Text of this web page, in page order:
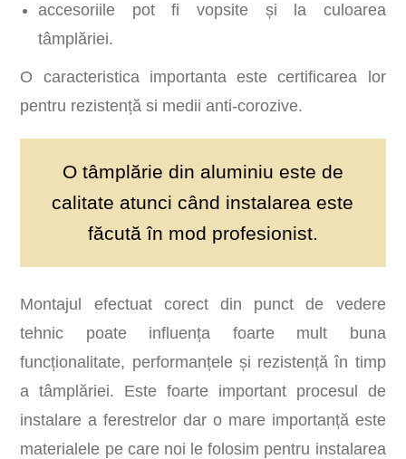
accesoriile pot fi vopsite și la culoarea
tâmplăriei.
O caracteristica importanta este certificarea lor
pentru rezistență si medii anti-corozive.
O tâmplărie din aluminiu este de
calitate atunci când instalarea este
făcută în mod profesionist.
Montajul efectuat corect din punct de vedere
tehnic poate influența foarte mult buna
funcționalitate, performanțele și rezistență în timp
a tâmplăriei. Este foarte important procesul de
instalare a ferestrelor dar o mare importanță este
materialele pe care noi le folosim pentru instalarea